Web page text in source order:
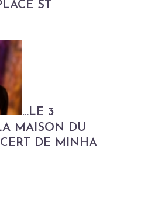
ST
…LE 3
MAISON DU
DE MINHA